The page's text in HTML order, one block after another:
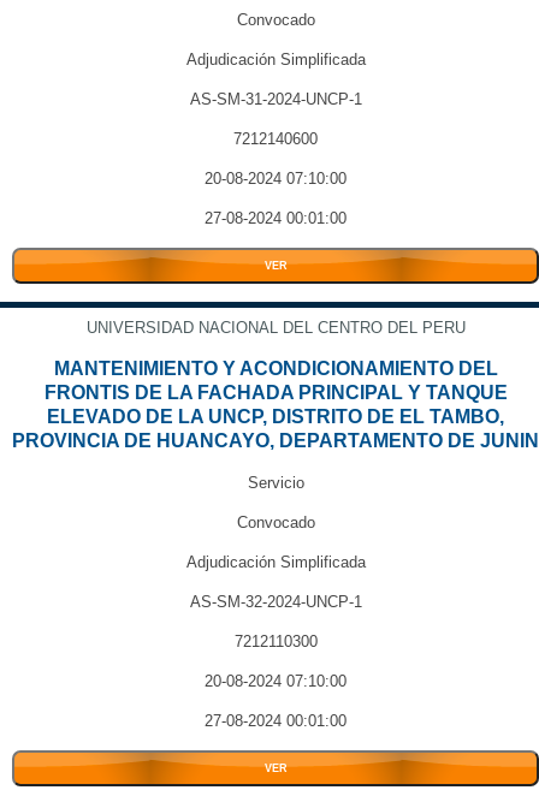
Convocado
Adjudicación Simplificada
AS-SM-31-2024-UNCP-1
7212140600
20-08-2024 07:10:00
27-08-2024 00:01:00
VER
UNIVERSIDAD NACIONAL DEL CENTRO DEL PERU
MANTENIMIENTO Y ACONDICIONAMIENTO DEL
FRONTIS DE LA FACHADA PRINCIPAL Y TANQUE
ELEVADO DE LA UNCP, DISTRITO DE EL TAMBO,
PROVINCIA DE HUANCAYO, DEPARTAMENTO DE JUNIN
Servicio
Convocado
Adjudicación Simplificada
AS-SM-32-2024-UNCP-1
7212110300
20-08-2024 07:10:00
27-08-2024 00:01:00
VER